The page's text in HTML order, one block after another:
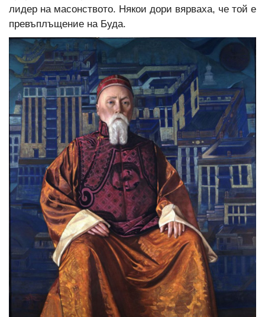
лидер на масонството. Някои дори вярваха, че той е
превъплъщение на Буда.